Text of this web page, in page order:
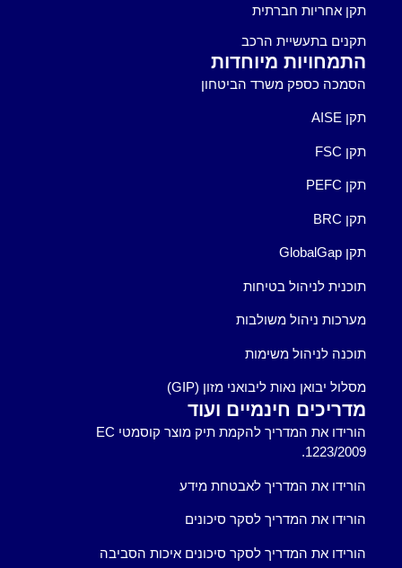
תקן אחריות חברתית
תקנים בתעשיית הרכב
התמחויות מיוחדות
הסמכה כספק משרד הביטחון
תקן AISE
תקן FSC
תקן PEFC
תקן BRC
תקן GlobalGap
תוכנית לניהול בטיחות
מערכות ניהול משולבות
תוכנה לניהול משימות
מסלול יבואן נאות ליבואני מזון (GIP)
מדריכים חינמיים ועוד
הורידו את המדריך להקמת תיק מוצר קוסמטי EC
1223/2009.
הורידו את המדריך לאבטחת מידע
הורידו את המדריך לסקר סיכונים
הורידו את המדריך לסקר סיכונים איכות הסביבה